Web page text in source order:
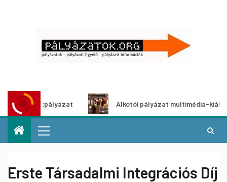
ötletpályázat Alkotói pályázat multimédia-kiállításhoz
Erste Társadalmi Integrációs Díj